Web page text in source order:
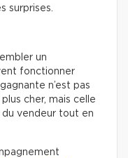
surprises.
un
fonctionner
n’est pas
cher, mais celle
du vendeur tout en